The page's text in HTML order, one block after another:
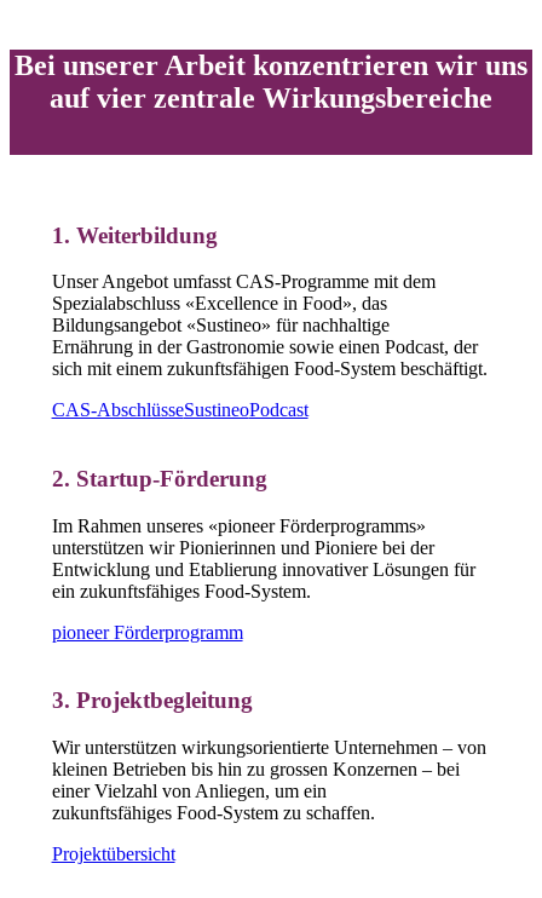
Bei unserer Arbeit konzentrieren wir uns
auf vier zentrale Wirkungsbereiche
1. Weiterbildung
Unser Angebot umfasst CAS-Programme mit dem
Spezialabschluss «Excellence in Food», das
Bildungsangebot «Sustineo» für nachhaltige
Ernährung in der Gastronomie sowie einen Podcast, der
sich mit einem zukunftsfähigen Food-System beschäftigt.
CAS-AbschlüsseSustineoPodcast
2. Startup-Förderung
Im Rahmen unseres «pioneer Förderprogramms»
unterstützen wir Pionierinnen und Pioniere bei der
Entwicklung und Etablierung innovativer Lösungen für
ein zukunftsfähiges Food-System.
pioneer Förderprogramm
3. Projektbegleitung
Wir unterstützen wirkungsorientierte Unternehmen – von
kleinen Betrieben bis hin zu grossen Konzernen – bei
einer Vielzahl von Anliegen, um ein
zukunftsfähiges Food-System zu schaffen.
Projektübersicht